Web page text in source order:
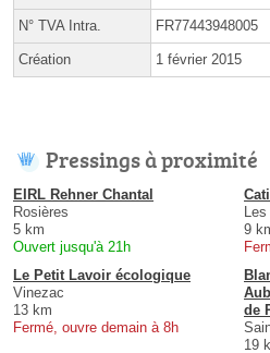
N° TVA Intra. FR77443948005
Création 1 février 2015
Pressings à proximité
EIRL Rehner Chantal
Rosières
5 km
Ouvert jusqu'à 21h
9
Le Petit Lavoir écologique
Vinezac
13 km
Fermé, ouvre demain à 8h
de
19